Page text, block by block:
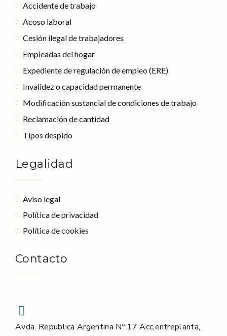
Accidente de trabajo
Acoso laboral
Cesión ilegal de trabajadores
Empleadas del hogar
Expediente de regulación de empleo (ERE)
Invalidez o capacidad permanente
Modificación sustancial de condiciones de trabajo
Reclamación de cantidad
Tipos despido
Legalidad
Aviso legal
Política de privacidad
Política de cookies
Contacto
Avda. Republica Argentina Nº 17 Acc,entreplanta,